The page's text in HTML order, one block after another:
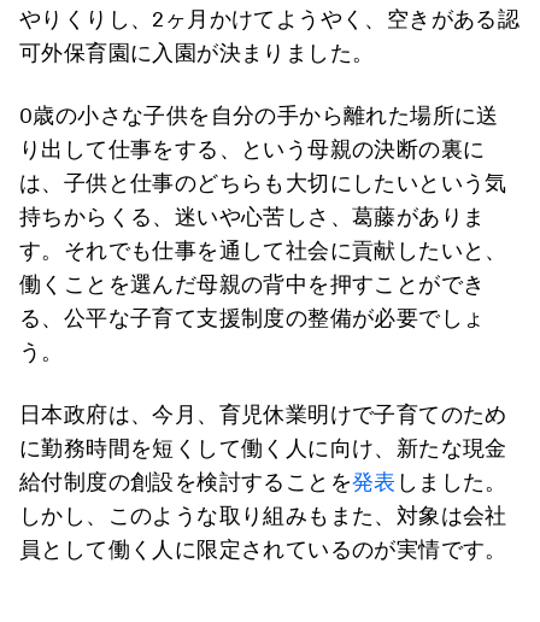
やりくりし、2ヶ月かけてようやく、空きがある認
可外保育園に入園が決まりました。
0歳の小さな子供を自分の手から離れた場所に送
り出して仕事をする、という母親の決断の裏に
は、子供と仕事のどちらも大切にしたいという気
持ちからくる、迷いや心苦しさ、葛藤がありま
す。それでも仕事を通して社会に貢献したいと、
働くことを選んだ母親の背中を押すことができ
る、公平な子育て支援制度の整備が必要でしょ
う。
日本政府は、今月、育児休業明けで子育てのため
に勤務時間を短くして働く人に向け、新たな現金
給付制度の創設を検討することを発表 しました。
しかし、このような取り組みもまた、対象は会社
員として働く人に限定されているのが実情です。